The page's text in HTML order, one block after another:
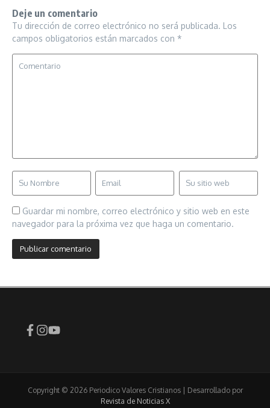
Deje un comentario
Tu dirección de correo electrónico no será publicada. Los
campos obligatorios están marcados con *
Guardar mi nombre, correo electrónico y sitio web en este
navegador para la próxima vez que haga un comentario.
Copyright © 2026 Periodico Valores Cristianos | Desarrollado por
Revista de Noticias X